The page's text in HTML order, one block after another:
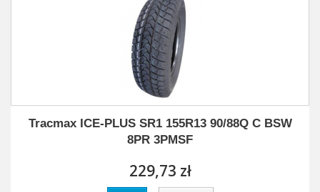
Tracmax ICE-PLUS SR1 155R13 90/88Q C BSW
8PR 3PMSF
229,73 zł